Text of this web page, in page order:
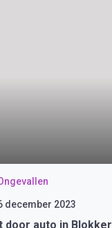
december 2023
door auto in Blokker